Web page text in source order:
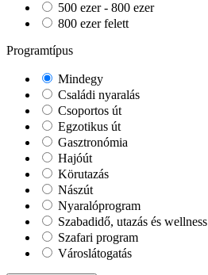
500 ezer - 800 ezer
800 ezer felett
Programtípus
Mindegy
Családi nyaralás
Csoportos út
Egzotikus út
Gasztronómia
Hajóút
Körutazás
Nászút
Nyaralóprogram
Szabadidő, utazás és wellness
Szafari program
Városlátogatás